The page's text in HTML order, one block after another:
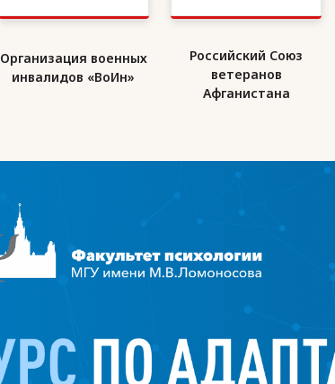
Организация военных
инвалидов «ВоИн»
Российский Союз
ветеранов
Афганистана